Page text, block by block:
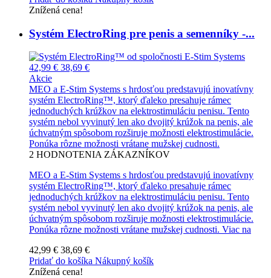
Znížená cena!
Systém ElectroRing pre penis a semenníky -...
42,99 € 38,69 €
Akcie
MEO a E-Stim Systems s hrdosťou predstavujú inovatívny
systém ElectroRing™, ktorý ďaleko presahuje rámec
jednoduchých krúžkov na elektrostimuláciu penisu. Tento
systém nebol vyvinutý len ako dvojitý krúžok na penis, ale
úchvatným spôsobom rozširuje možnosti elektrostimulácie.
Ponúka rôzne možnosti vrátane mužskej cudnosti.
2 HODNOTENIA ZÁKAZNÍKOV
MEO a E-Stim Systems s hrdosťou predstavujú inovatívny
systém ElectroRing™, ktorý ďaleko presahuje rámec
jednoduchých krúžkov na elektrostimuláciu penisu. Tento
systém nebol vyvinutý len ako dvojitý krúžok na penis, ale
úchvatným spôsobom rozširuje možnosti elektrostimulácie.
Ponúka rôzne možnosti vrátane mužskej cudnosti. Viac na
42,99 € 38,69 €
Pridať do košíka Nákupný košík
Znížená cena!